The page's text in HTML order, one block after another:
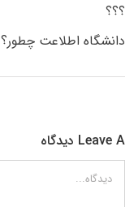
؟؟؟
دانشگاه اطلاعت چطور؟
Leave A دیدگاه
دیدگاه